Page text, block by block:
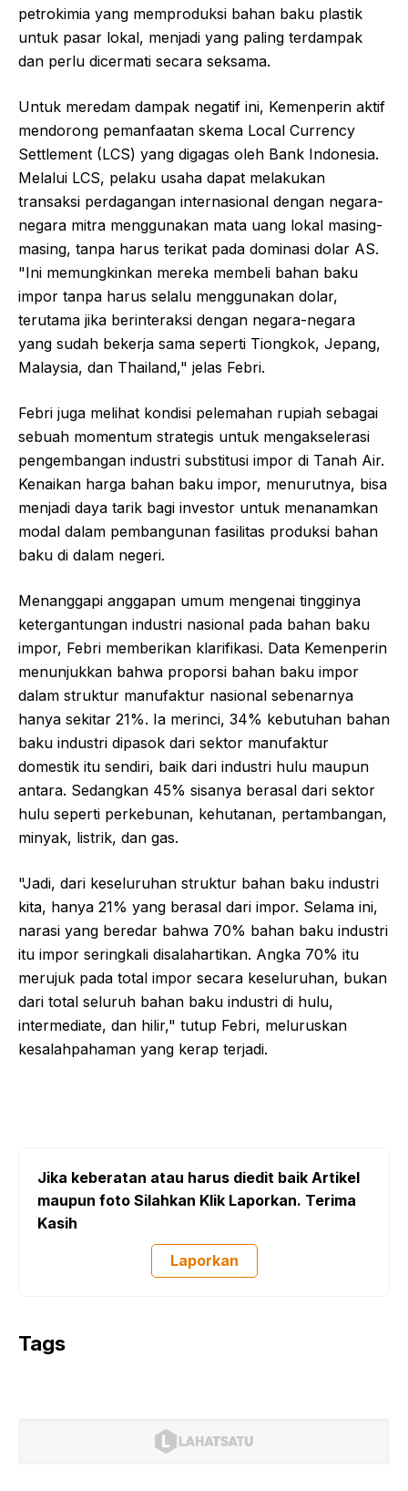
petrokimia yang memproduksi bahan baku plastik
untuk pasar lokal, menjadi yang paling terdampak
dan perlu dicermati secara seksama.
Untuk meredam dampak negatif ini, Kemenperin aktif
mendorong pemanfaatan skema Local Currency
Settlement (LCS) yang digagas oleh Bank Indonesia.
Melalui LCS, pelaku usaha dapat melakukan
transaksi perdagangan internasional dengan negara-
negara mitra menggunakan mata uang lokal masing-
masing, tanpa harus terikat pada dominasi dolar AS.
"Ini memungkinkan mereka membeli bahan baku
impor tanpa harus selalu menggunakan dolar,
terutama jika berinteraksi dengan negara-negara
yang sudah bekerja sama seperti Tiongkok, Jepang,
Malaysia, dan Thailand," jelas Febri.
Febri juga melihat kondisi pelemahan rupiah sebagai
sebuah momentum strategis untuk mengakselerasi
pengembangan industri substitusi impor di Tanah Air.
Kenaikan harga bahan baku impor, menurutnya, bisa
menjadi daya tarik bagi investor untuk menanamkan
modal dalam pembangunan fasilitas produksi bahan
baku di dalam negeri.
Menanggapi anggapan umum mengenai tingginya
ketergantungan industri nasional pada bahan baku
impor, Febri memberikan klarifikasi. Data Kemenperin
menunjukkan bahwa proporsi bahan baku impor
dalam struktur manufaktur nasional sebenarnya
hanya sekitar 21%. Ia merinci, 34% kebutuhan bahan
baku industri dipasok dari sektor manufaktur
domestik itu sendiri, baik dari industri hulu maupun
antara. Sedangkan 45% sisanya berasal dari sektor
hulu seperti perkebunan, kehutanan, pertambangan,
minyak, listrik, dan gas.
"Jadi, dari keseluruhan struktur bahan baku industri
kita, hanya 21% yang berasal dari impor. Selama ini,
narasi yang beredar bahwa 70% bahan baku industri
itu impor seringkali disalahartikan. Angka 70% itu
merujuk pada total impor secara keseluruhan, bukan
dari total seluruh bahan baku industri di hulu,
intermediate, dan hilir," tutup Febri, meluruskan
kesalahpahaman yang kerap terjadi.
Jika keberatan atau harus diedit baik Artikel
maupun foto Silahkan Klik Laporkan. Terima
Kasih
Laporkan
Tags